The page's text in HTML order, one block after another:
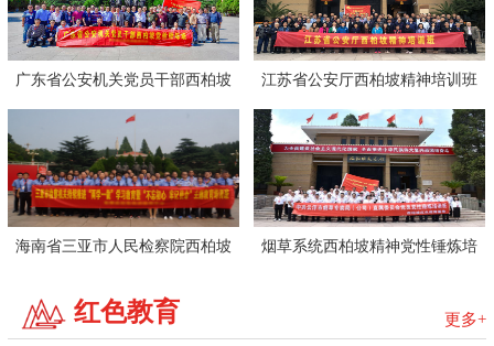
广东省公安机关党员干部西柏坡
党性锤炼班
江苏省公安厅西柏坡精神培训班
海南省三亚市人民检察院西柏坡 烟草系统西柏坡精神党性锤炼培
红色教育 更多+